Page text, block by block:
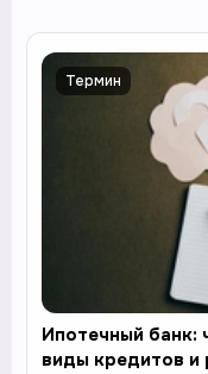
Термин
Ипотечный банк:
виды кредитов и